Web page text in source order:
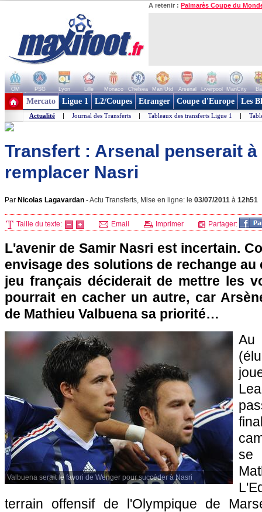
A retenir : Palmarès Coupe du
OM PSG Lyon Lille Monaco Chelsea Man Utd Arsenal Liverpool ManCity
+ de clubs
Mercato Ligue 1 L2/Coupes Etranger Coupe d'Europe Les
Actualité | Journal des Transferts | Tableaux des transferts Ligue 1 |
Transfert : Arsenal penserait à
remplacer Nasri
Par Nicolas Lagavardan -Actu Transferts, Mise en ligne: le 03/07/2011 à 12h51
Taille du texte: Email Imprimer Partager:
L'avenir de Samir Nasri est incertain.
envisage des solutions de rechange au
jeu français déciderait de mettre les
pourrait en cacher un autre, car
de Mathieu Valbuena sa priorité…
Valbuena serait le favori de Wenger pour succéder à Nasri
Au
terrain offensif de l'Olympique de